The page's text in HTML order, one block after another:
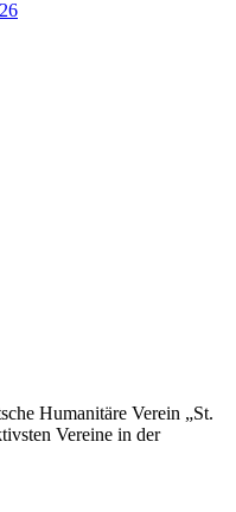
Humanitäre Verein „St.
Vereine in der